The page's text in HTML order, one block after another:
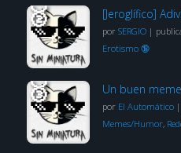
[Jeroglífico]
por SERGIO|
Erotismo 🔞
Un buen
por El Automático|
Memes/Humor,